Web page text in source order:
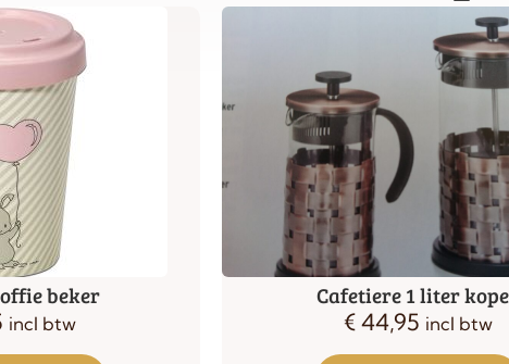
liter koper
incl btw
Gefu cacao strooier
€14,95 incl btw